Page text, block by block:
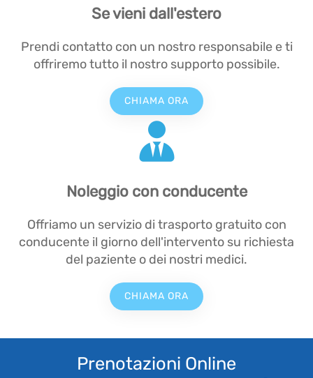
Se vieni dall'estero
Prendi contatto con un nostro responsabile e ti
offriremo tutto il nostro supporto possibile.
CHIAMA ORA
Noleggio con conducente
Offriamo un servizio di trasporto gratuito con
conducente il giorno dell'intervento su richiesta
del paziente o dei nostri medici.
CHIAMA ORA
Prenotazioni Online